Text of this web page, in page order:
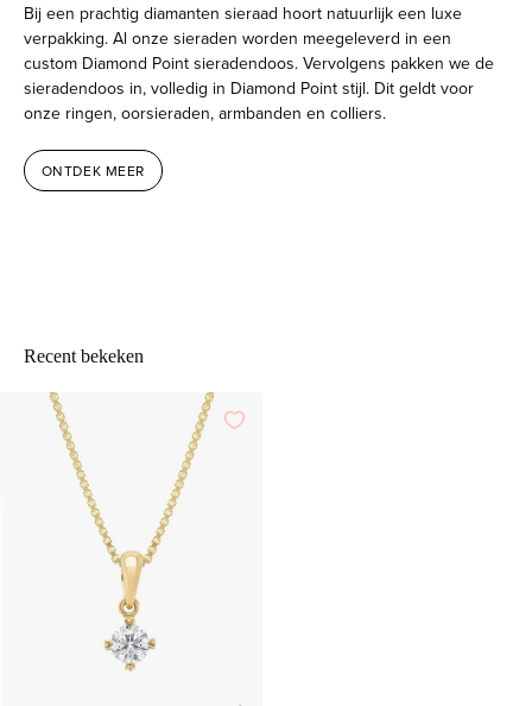
Bij een prachtig diamanten sieraad hoort natuurlijk een luxe
verpakking. Al onze sieraden worden meegeleverd in een
custom Diamond Point sieradendoos. Vervolgens pakken we de
sieradendoos in, volledig in Diamond Point stijl. Dit geldt voor
onze ringen, oorsieraden, armbanden en colliers.
ONTDEK MEER
Recent bekeken